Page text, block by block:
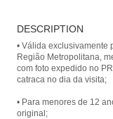
DESCRIPTION
• Válida exclusivamente
Região Metropolitana,
com foto expedido no
catraca no dia da visita;
• Para menores de 12
original;